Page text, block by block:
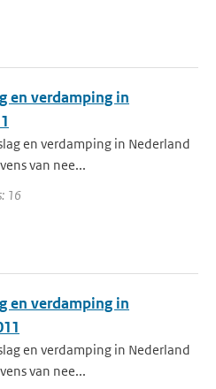
en verdamping in
en verdamping in Nederland
van nee...
16
en verdamping in
en verdamping in Nederland
van nee...